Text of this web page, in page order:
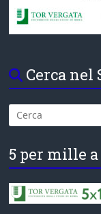
Cerca nel
5 per mille